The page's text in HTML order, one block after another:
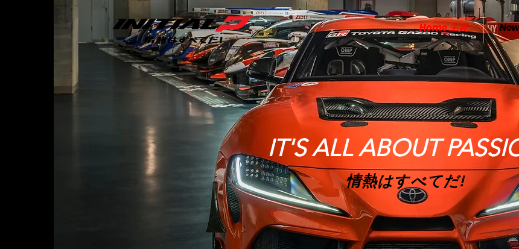
Home 主頁
IT'S ALL ABOUT
情熱はすべてだ!